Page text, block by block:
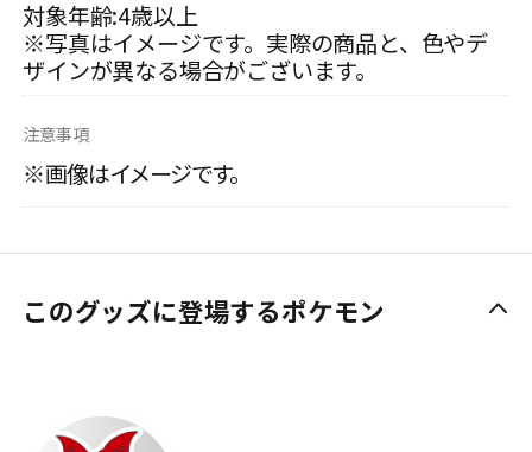
対象年齢:4歳以上
※写真はイメージです。実際の商品と、色やデ
ザインが異なる場合がございます。
注意事項
※画像はイメージです。
このグッズに登場するポケモン